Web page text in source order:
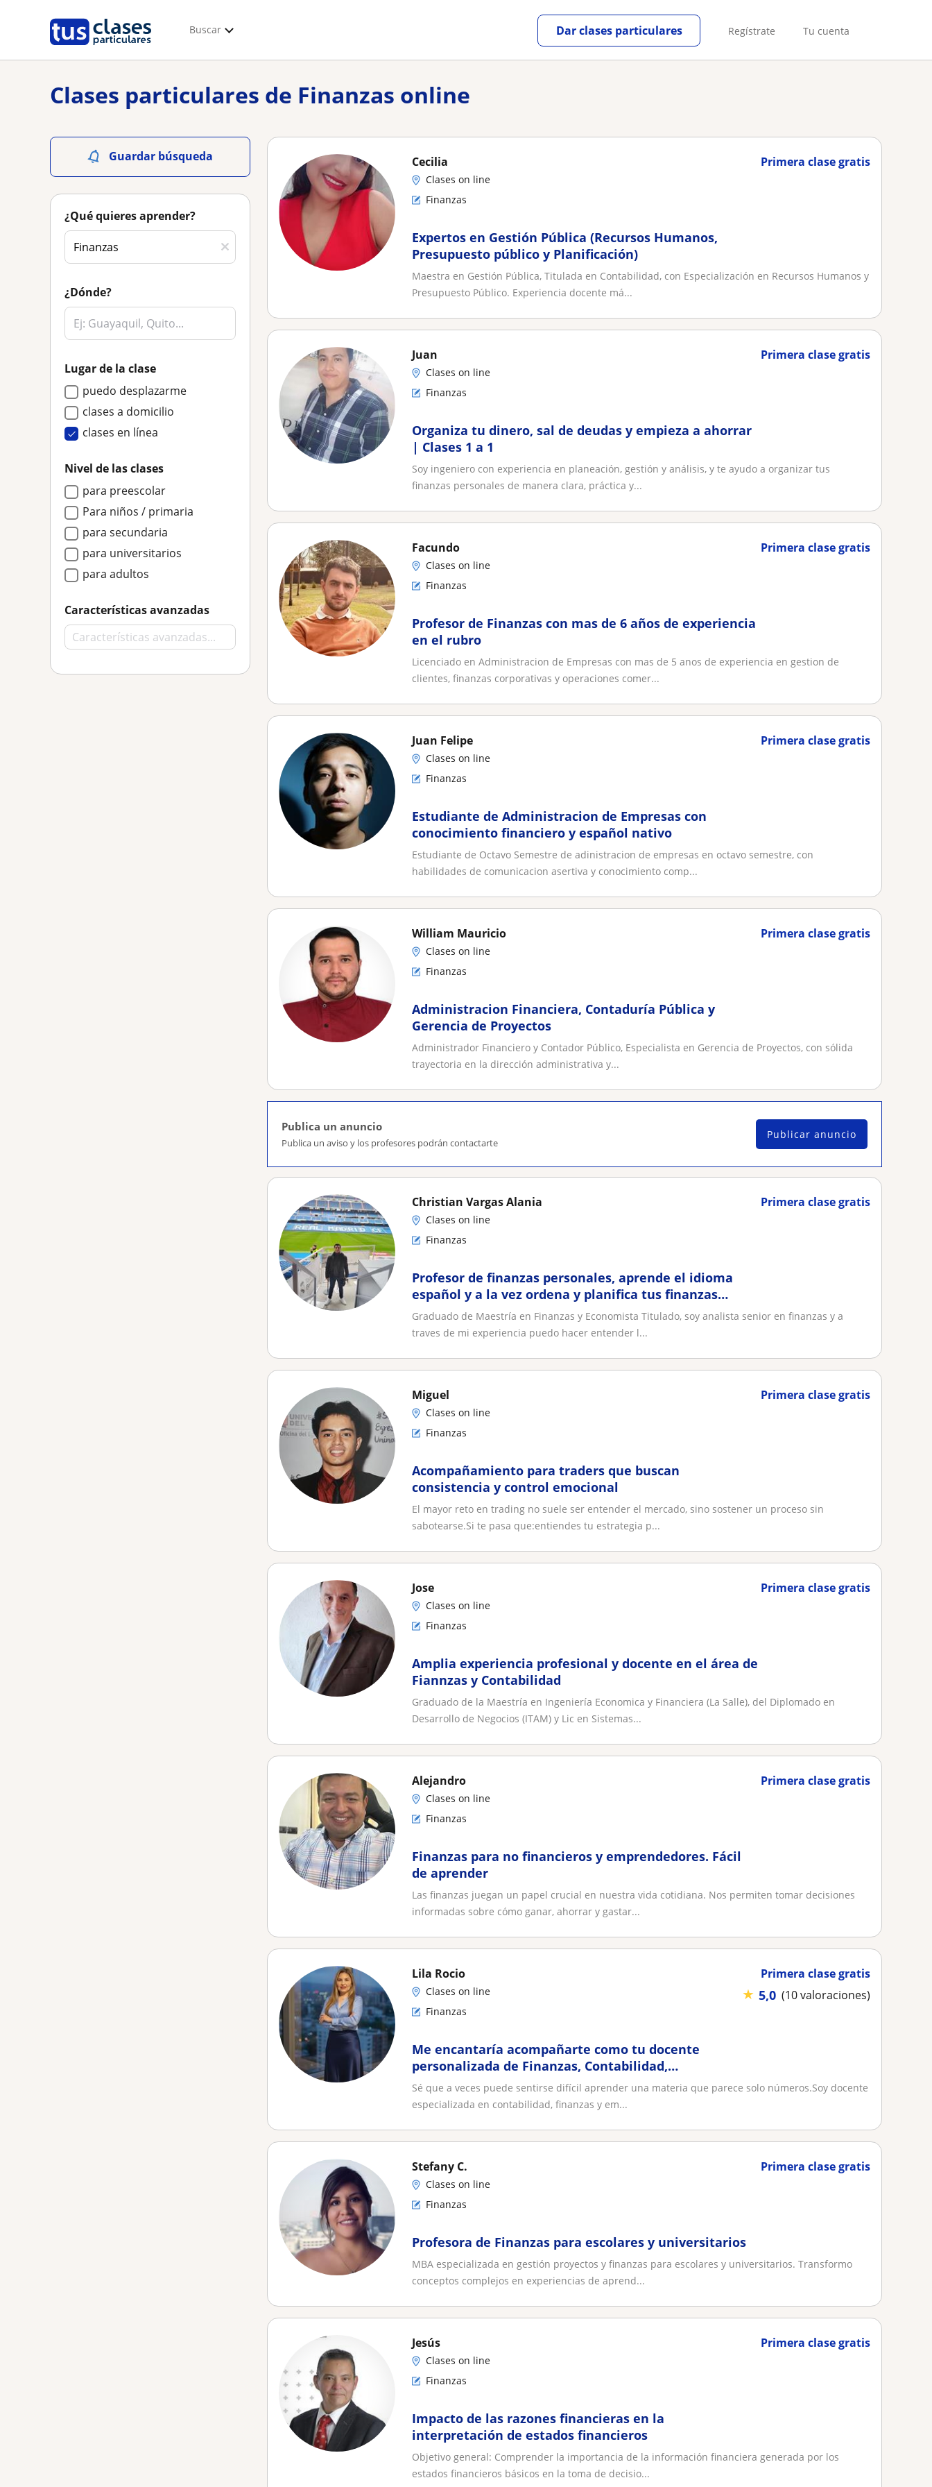
Buscar Regístrate Tu cuenta
Dar clases particulares
Clases particulares de Finanzas online
Guardar búsqueda
¿Qué quieres aprender?
¿Dónde?
Lugar de la clase
puedo desplazarme
clases a domicilio
clases en línea
Nivel de las clases
para preescolar
Para niños / primaria
para secundaria
para universitarios
para adultos
Características avanzadas
Primera clase gratis
Cecilia
Clases on line
Finanzas
Expertos en Gestión Pública (Recursos Humanos,
Presupuesto público y Planificación)
Maestra en Gestión Pública, Titulada en Contabilidad, con Especialización en Recursos Humanos y
Presupuesto Público. Experiencia docente má...
Primera clase gratis
Juan
Clases on line
Finanzas
Organiza tu dinero, sal de deudas y empieza a ahorrar
| Clases 1 a 1
Soy ingeniero con experiencia en planeación, gestión y análisis, y te ayudo a organizar tus
finanzas personales de manera clara, práctica y...
Primera clase gratis
Facundo
Clases on line
Finanzas
Profesor de Finanzas con mas de 6 años de experiencia
en el rubro
Licenciado en Administracion de Empresas con mas de 5 anos de experiencia en gestion de
clientes, finanzas corporativas y operaciones comer...
Primera clase gratis
Juan Felipe
Clases on line
Finanzas
Estudiante de Administracion de Empresas con
conocimiento financiero y español nativo
Estudiante de Octavo Semestre de adinistracion de empresas en octavo semestre, con
habilidades de comunicacion asertiva y conocimiento comp...
Primera clase gratis
William Mauricio
Clases on line
Finanzas
Administracion Financiera, Contaduría Pública y
Gerencia de Proyectos
Administrador Financiero y Contador Público, Especialista en Gerencia de Proyectos, con sólida
trayectoria en la dirección administrativa y...
Publica un anuncio
Publica un aviso y los profesores podrán contactarte
Publicar anuncio
Primera clase gratis
Christian Vargas Alania
Clases on line
Finanzas
Profesor de finanzas personales, aprende el idioma
español y a la vez ordena y planifica tus finanzas
personales
Graduado de Maestría en Finanzas y Economista Titulado, soy analista senior en finanzas y a
traves de mi experiencia puedo hacer entender l...
Primera clase gratis
Miguel
Clases on line
Finanzas
Acompañamiento para traders que buscan
consistencia y control emocional
El mayor reto en trading no suele ser entender el mercado, sino sostener un proceso sin
sabotearse.Si te pasa que:entiendes tu estrategia p...
Primera clase gratis
Jose
Clases on line
Finanzas
Amplia experiencia profesional y docente en el área de
Fiannzas y Contabilidad
Graduado de la Maestría en Ingeniería Economica y Financiera (La Salle), del Diplomado en
Desarrollo de Negocios (ITAM) y Lic en Sistemas...
Primera clase gratis
Alejandro
Clases on line
Finanzas
Finanzas para no financieros y emprendedores. Fácil
de aprender
Las finanzas juegan un papel crucial en nuestra vida cotidiana. Nos permiten tomar decisiones
informadas sobre cómo ganar, ahorrar y gastar...
Primera clase gratis
★ 5,0 (10 valoraciones)
Lila Rocio
Clases on line
Finanzas
Me encantaría acompañarte como tu docente
personalizada de Finanzas, Contabilidad,
Emprendimiento
Sé que a veces puede sentirse difícil aprender una materia que parece solo números.Soy docente
especializada en contabilidad, finanzas y em...
Primera clase gratis
Stefany C.
Clases on line
Finanzas
Profesora de Finanzas para escolares y universitarios
MBA especializada en gestión proyectos y finanzas para escolares y universitarios. Transformo
conceptos complejos en experiencias de aprend...
Primera clase gratis
Jesús
Clases on line
Finanzas
Impacto de las razones financieras en la
interpretación de estados financieros
Objetivo general: Comprender la importancia de la información financiera generada por los
estados financieros básicos en la toma de decisio...